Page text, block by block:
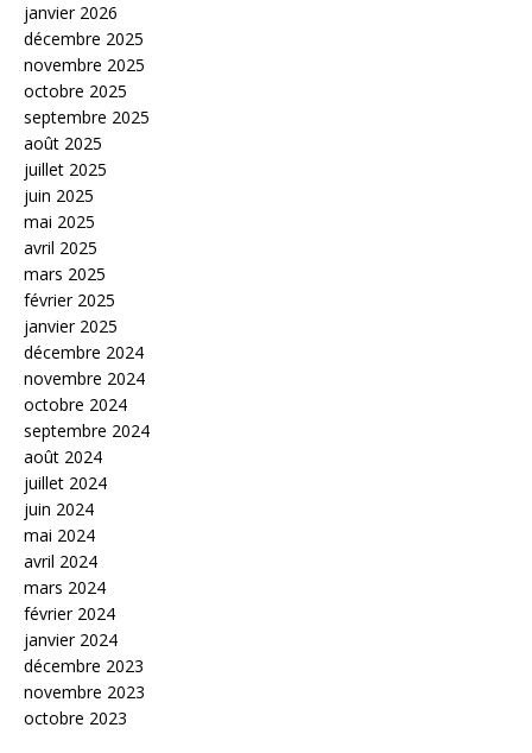
janvier 2026
décembre 2025
novembre 2025
octobre 2025
septembre 2025
août 2025
juillet 2025
juin 2025
mai 2025
avril 2025
mars 2025
février 2025
janvier 2025
décembre 2024
novembre 2024
octobre 2024
septembre 2024
août 2024
juillet 2024
juin 2024
mai 2024
avril 2024
mars 2024
février 2024
janvier 2024
décembre 2023
novembre 2023
octobre 2023